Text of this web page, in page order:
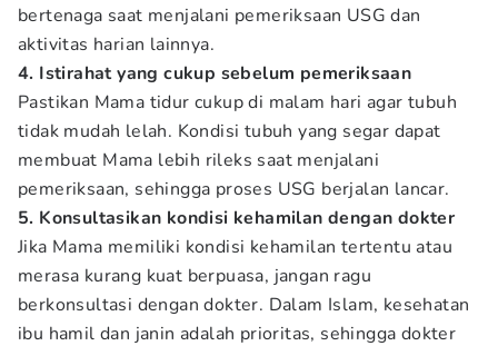
bertenaga saat menjalani pemeriksaan USG dan
aktivitas harian lainnya.
4. Istirahat yang cukup sebelum pemeriksaan
Pastikan Mama tidur cukup di malam hari agar tubuh
tidak mudah lelah. Kondisi tubuh yang segar dapat
membuat Mama lebih rileks saat menjalani
pemeriksaan, sehingga proses USG berjalan lancar.
5. Konsultasikan kondisi kehamilan dengan dokter
Jika Mama memiliki kondisi kehamilan tertentu atau
merasa kurang kuat berpuasa, jangan ragu
berkonsultasi dengan dokter. Dalam Islam, kesehatan
ibu hamil dan janin adalah prioritas, sehingga dokter